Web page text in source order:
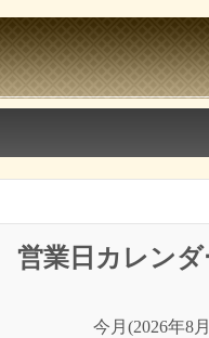
営業日カレンダ
今月(2026年8